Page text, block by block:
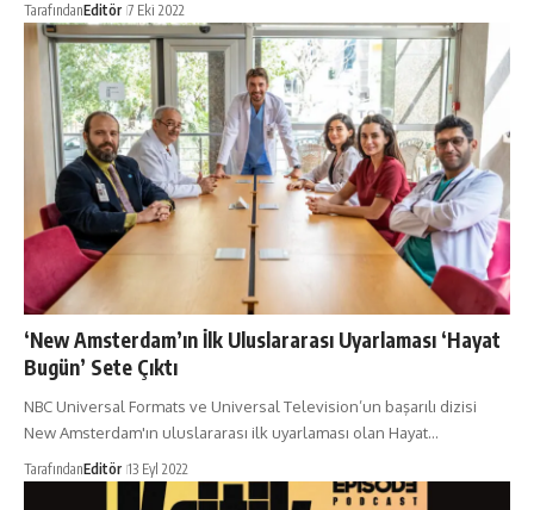
TarafındanEditör 7 Eki 2022
‘New Amsterdam’ın İlk Uluslararası Uyarlaması ‘Hayat
Bugün’ Sete Çıktı
NBC Universal Formats ve Universal Television’un başarılı dizisi
New Amsterdam'ın uluslararası ilk uyarlaması olan Hayat…
TarafındanEditör 13 Eyl 2022